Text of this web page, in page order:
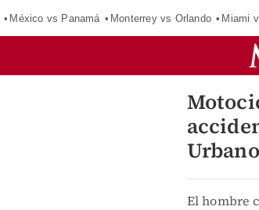
México vs Panamá Monterrey vs Orlando Miami
Urbano
El hombre